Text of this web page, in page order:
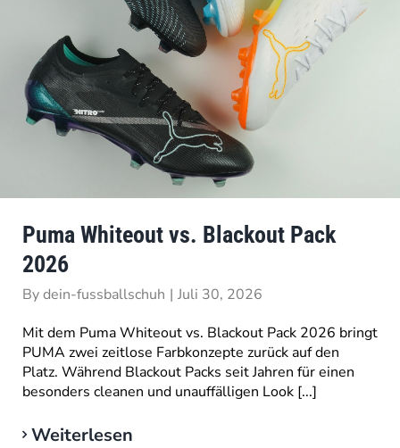
Puma Whiteout vs. Blackout Pack
2026
Bydein-fussballschuh | Juli 30, 2026
Mit dem Puma Whiteout vs. Blackout Pack 2026 bringt
PUMA zwei zeitlose Farbkonzepte zurück auf den
Platz. Während Blackout Packs seit Jahren für einen
besonders cleanen und unauffälligen Look [...]
Weiterlesen